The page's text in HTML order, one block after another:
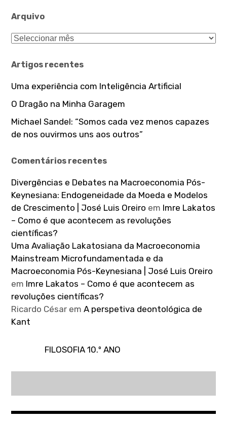
Arquivo
Arquivo
Artigos recentes
Uma experiência com Inteligência Artificial
O Dragão na Minha Garagem
Michael Sandel: “Somos cada vez menos capazes
de nos ouvirmos uns aos outros”
Comentários recentes
Divergências e Debates na Macroeconomia Pós-
Keynesiana: Endogeneidade da Moeda e Modelos
de Crescimento | José Luis Oreiro em Imre Lakatos
– Como é que acontecem as revoluções
científicas?
Uma Avaliação Lakatosiana da Macroeconomia
Mainstream Microfundamentada e da
Macroeconomia Pós-Keynesiana | José Luis Oreiro
em Imre Lakatos – Como é que acontecem as
revoluções científicas?
Ricardo César emA perspetiva deontológica de
Kant
FILOSOFIA 10.º ANO